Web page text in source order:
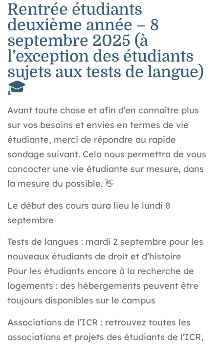
Rentrée étudiants
deuxième année – 8
septembre 2025 (à
l’exception des étudiants
sujets aux tests de langue)
🎓
Avant toute chose et afin d’en connaître plus
sur vos besoins et envies en termes de vie
étudiante, merci de répondre au rapide
sondage suivant. Cela nous permettra de vous
concocter une vie étudiante sur mesure, dans
la mesure du possible. 👋
Le début des cours aura lieu le lundi 8
septembre
Tests de langues : mardi 2 septembre pour les
nouveaux étudiants de droit et d’histoire
Pour les étudiants encore à la recherche de
logements : des hébergements peuvent être
toujours disponibles sur le campus
Associations de l’ICR : retrouvez toutes les
associations et projets des étudiants de l’ICR,